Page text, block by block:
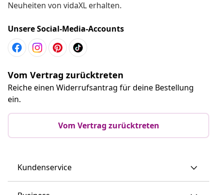
Neuheiten von vidaXL erhalten.
Unsere Social-Media-Accounts
Vom Vertrag zurücktreten
Reiche einen Widerrufsantrag für deine Bestellung
ein.
Vom Vertrag zurücktreten
Kundenservice